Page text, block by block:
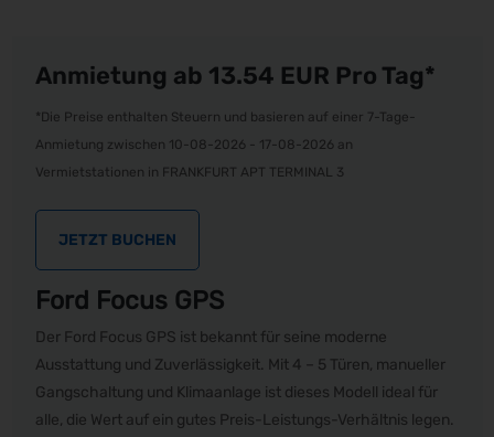
Anmietung ab 13.54 EUR Pro Tag*
*Die Preise enthalten Steuern und basieren auf einer 7-Tage-
Anmietung zwischen 10-08-2026 - 17-08-2026 an
Vermietstationen in FRANKFURT APT TERMINAL 3
JETZT BUCHEN
Ford Focus GPS
Der Ford Focus GPS ist bekannt für seine moderne
Ausstattung und Zuverlässigkeit. Mit 4 – 5 Türen, manueller
Gangschaltung und Klimaanlage ist dieses Modell ideal für
alle, die Wert auf ein gutes Preis-Leistungs-Verhältnis legen.